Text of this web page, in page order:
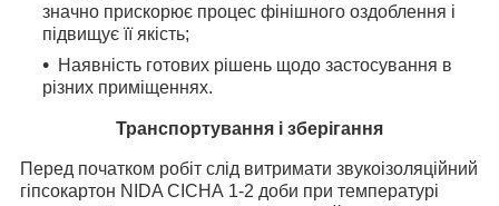
значно прискорює процес фінішного оздоблення і
підвищує її якість;
Наявність готових рішень щодо застосування в
різних приміщеннях.
Транспортування і зберігання
Перед початком робіт слід витримати звукоізоляційний
гіпсокартон NIDA CICHA 1-2 доби при температурі